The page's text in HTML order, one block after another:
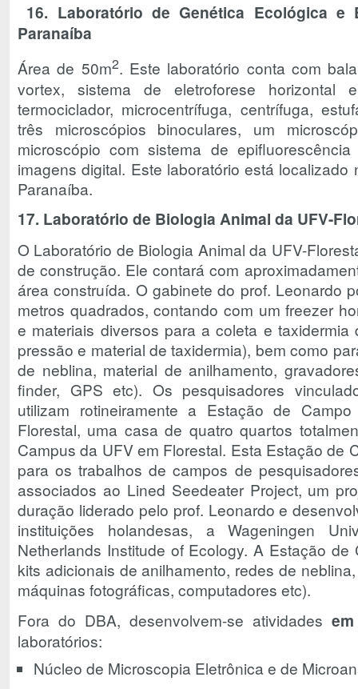
16. Laboratório de Genética Ecológica e
Paranaíba
Área de 50m2. Este laboratório conta com
vortex, sistema de eletroforese horizontal
termociclador, microcentrífuga, centrífuga,
três microscópios binoculares, um
microscópio com sistema de
imagens digital. Este laboratório está
Paranaíba.
17. Laboratório de Biologia Animal da UFV-
O Laboratório de Biologia Animal da UFV-
de construção. Ele contará com
área construída. O gabinete do prof. Leonardo
metros quadrados, contando com um freezer
e materiais diversos para a coleta e
pressão e material de taxidermia), bem como
de neblina, material de anilhamento,
finder, GPS etc). Os pesquisadores
utilizam rotineiramente a Estação de Campo
Florestal, uma casa de quatro quartos
Campus da UFV em Florestal. Esta Estação de
para os trabalhos de campos de
associados ao Lined Seedeater Project, um
duração liderado pelo prof. Leonardo e
instituições holandesas, a Wageningen
Netherlands Institude of Ecology. A Estação
kits adicionais de anilhamento, redes de
máquinas fotográficas, computadores etc).
Fora do DBA, desenvolvem-se atividades
laboratórios:
Núcleo de Microscopia Eletrônica e de